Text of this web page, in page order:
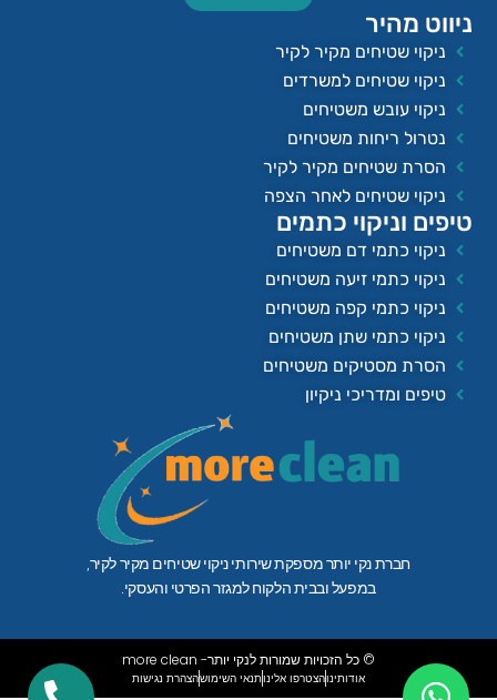
חברת נקי יותר מספקת שירותי ניקוי שטיחים מקיר לקיר,
במפעל ובבית הלקוח למגזר הפרטי והעסקי.
ניווט מהיר
ניקוי שטיחים מקיר לקיר
ניקוי שטיחים למשרדים
ניקוי עובש משטיחים
נטרול ריחות משטיחים
הסרת שטיחים מקיר לקיר
ניקוי שטיחים לאחר הצפה
טיפים וניקוי כתמים
ניקוי כתמי דם משטיחים
ניקוי כתמי זיעה משטיחים
ניקוי כתמי קפה משטיחים
ניקוי כתמי שתן משטיחים
הסרת מסטיקים משטיחים
טיפים ומדריכי ניקיון
© כל הזכויות שמורות לנקי יותר- more clean
אודותינוהצטרפו אלינותנאי השימושהצהרת נגישות